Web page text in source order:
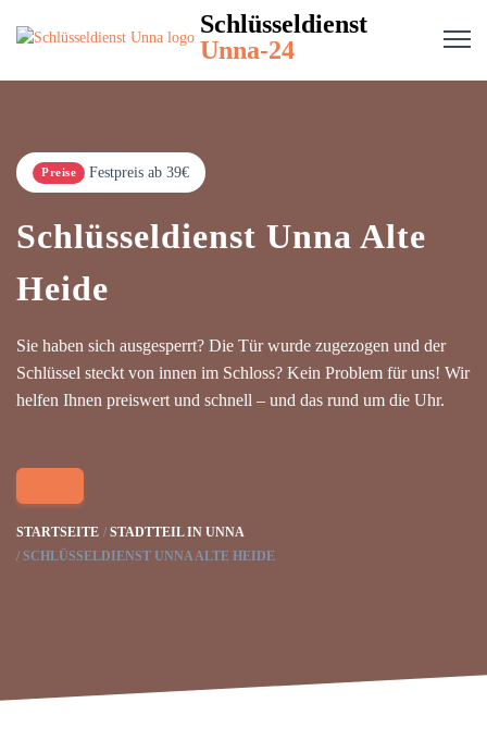
Schlüsseldienst
Unna-24
Preise Festpreis ab 39€
Schlüsseldienst Unna Alte
Heide
Sie haben sich ausgesperrt? Die Tür wurde zugezogen und der
Schlüssel steckt von innen im Schloss? Kein Problem für uns! Wir
helfen Ihnen preiswert und schnell – und das rund um die Uhr.
STARTSEITE
STADTTEIL IN UNNA
SCHLÜSSELDIENST UNNA ALTE HEIDE